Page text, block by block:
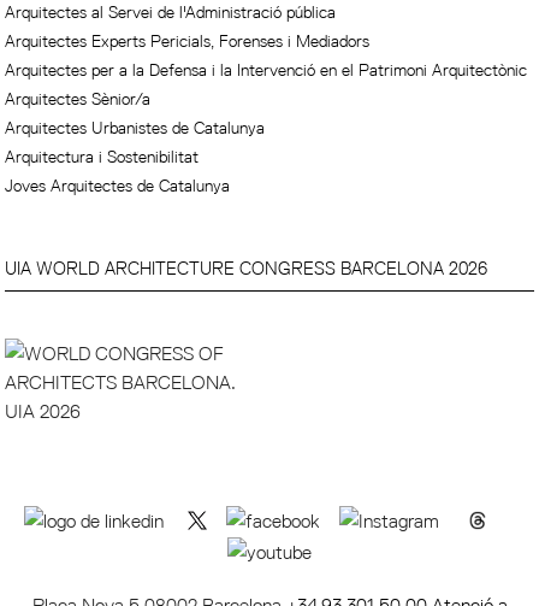
Arquitectes al Servei de l'Administració pública
Arquitectes Experts Pericials, Forenses i Mediadors
Arquitectes per a la Defensa i la Intervenció en el Patrimoni Arquitectònic
Arquitectes Sènior/a
Arquitectes Urbanistes de Catalunya
Arquitectura i Sostenibilitat
Joves Arquitectes de Catalunya
UIA WORLD ARCHITECTURE CONGRESS BARCELONA 2026